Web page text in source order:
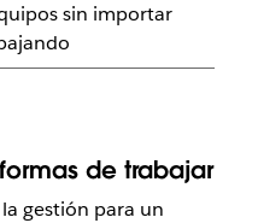
sin importar
de trabajar
gestión para un